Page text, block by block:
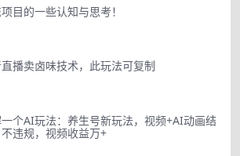
目的一些认知与思考！
播卖卤味技术，此玩法可复制
个AI玩法：养生号新玩法，视频+AI动画结
违规，视频收益万+